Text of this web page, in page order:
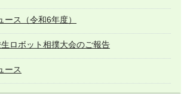
ス（令和6年度）
ロボット相撲大会のご報告
ース